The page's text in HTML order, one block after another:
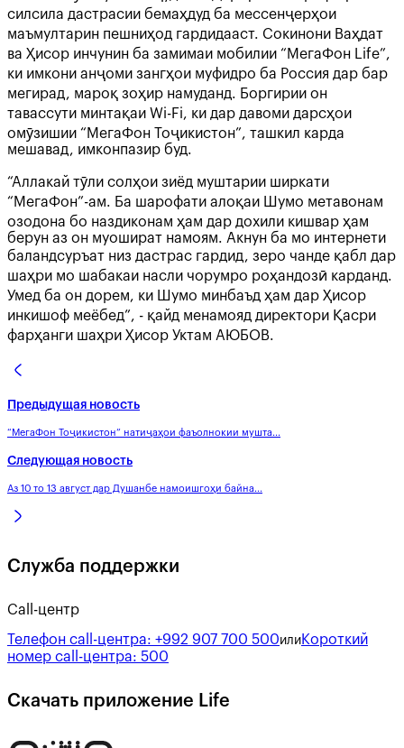
силсила дастрасии бемаҳдуд ба мессенҷерҳои
маъмултарин пешниҳод гардидааст. Сокинони Ваҳдат
ва Ҳисор инчунин ба замимаи мобилии “МегаФон Life”,
ки имкони анҷоми зангҳои муфидро ба Россия дар бар
мегирад, мароқ зоҳир намуданд. Боргирии он
тавассути минтақаи Wi-Fi, ки дар давоми дарсҳои
омӯзишии “МегаФон Тоҷикистон”, ташкил карда
мешавад, имконпазир буд.
“Аллакай тӯли солҳои зиёд муштарии ширкати
“МегаФон”-ам. Ба шарофати алоқаи Шумо метавонам
озодона бо наздиконам ҳам дар дохили кишвар ҳам
берун аз он муошират намоям. Акнун ба мо интернети
баландсуръат низ дастрас гардид, зеро чанде қабл дар
шаҳри мо шабакаи насли чорумро роҳандозӣ карданд.
Умед ба он дорем, ки Шумо минбаъд ҳам дар Ҳисор
инкишоф меёбед”, - қайд менамояд директори Қасри
фарҳанги шаҳри Ҳисор Уктам АЮБОВ.
Предыдущая новость
“МегаФон Тоҷикистон” натиҷаҳои фаъолнокии мушта...
Следующая новость
Аз 10 то 13 август дар Душанбе намоишгоҳи байна...
Служба поддержки
Call-центр
Телефон call-центра: +992 907 700 500или Короткий
номер call-центра: 500
Скачать приложение Life